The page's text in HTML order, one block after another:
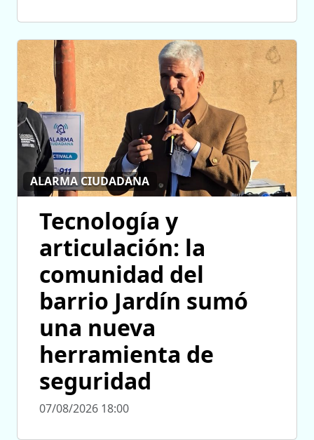
ALARMA CIUDADANA
Tecnología y
articulación: la
comunidad del
barrio Jardín sumó
una nueva
herramienta de
seguridad
07/08/2026 18:00